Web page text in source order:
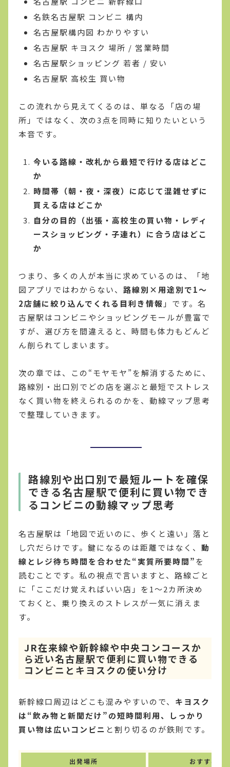
名鉄名古屋駅 コンビニ 構内
名古屋駅構内図 わかりやすい
名古屋駅 キヨスク 場所 / 営業時間
名古屋駅ショッピング 若者 / 安い
名古屋駅 高校生 買い物
この流れから見えてくるのは、単なる「店の場
所」ではなく、次の3点を同時に知りたいという
本音です。
今いる路線・改札から最短で行ける店はどこ
か
時間帯（朝・夜・深夜）に応じて混雑せずに
買える店はどこか
自分の目的（出張・高校生の買い物・レディ
ースショッピング・子連れ）に合う店はどこ
か
つまり、多くの人が本当に求めているのは、「地
図アプリではわからない、 路線別×用途別で1〜
2店舗に絞り込んでくれる目利き情報 」です。名
古屋駅はコンビニやショッピングモールが豊富で
すが、選び方を間違えると、時間も体力もどんど
ん削られてしまいます。
次の章では、この“モヤモヤ”を解消するために、
路線別・出口別でどの店を選ぶと最短でストレス
なく買い物を終えられるのかを、動線マップ思考
で整理していきます。
路線別や出口別で最短ルートを確保
できる名古屋駅で便利に買い物でき
るコンビニの動線マップ思考
名古屋駅は「地図で近いのに、歩くと遠い」落と
し穴だらけです。鍵になるのは距離ではなく、 動
線とレジ待ち時間を合わせた“実質所要時間”を
読むことです。私の視点で言いますと、路線ごと
に「ここだけ覚えればいい店」を1〜2カ所決め
ておくと、乗り換えのストレスが一気に消えま
す。
JR在来線や新幹線や中央コンコースか
ら近い名古屋駅で便利に買い物できる
コンビニとキヨスクの使い分け
新幹線口周辺はどこも混みやすいので、 キヨスク
は“飲み物と新聞だけ”の短時間利用、しっかり
買い物は広いコンビニ と割り切るのが鉄則です。
出発場所 おすすめ店